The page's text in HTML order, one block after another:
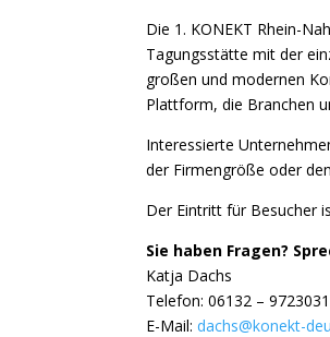
Die 1. KONEKT Rhein-
Tagungsstätte mit der
großen und modernen
Plattform, die Branchen
Interessierte
der Firmengröße oder
Der Eintritt für Besucher
Sie haben Fragen?
Katja Dachs
Telefon: 06132 – 9723031
E-Mail:dachs@konekt-